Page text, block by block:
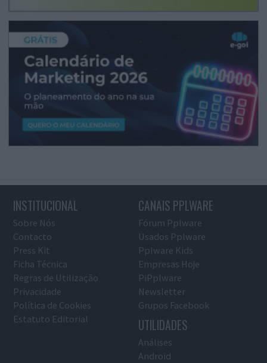
INSTITUCIONAL
Sobre Nós
Contacto
Press Kit
Ficha Técnica
Regras de Utilização
Privacidade
Política de Cookies
Estatuto Editorial
CANAIS PPLWARE
Fórum Pplware
Usados Pplware
Pplware Kids
Empresas Hoje
PiPplware
Newsletter
Grupos Facebook
UTILIDADES
Análises
Android